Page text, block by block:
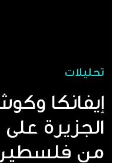
تحليلات
إيفانكا
الجزيرة
من فلسطين